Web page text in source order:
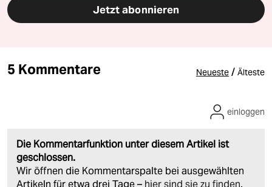
Jetzt abonnieren
5 Kommentare Neueste / Älteste
Die Kommentarfunktion unter diesem Artikel ist
geschlossen.
Wir öffnen die Kommentarspalte bei ausgewählten
Artikeln für etwa drei Tage – hier sind sie zu finden.
einloggen